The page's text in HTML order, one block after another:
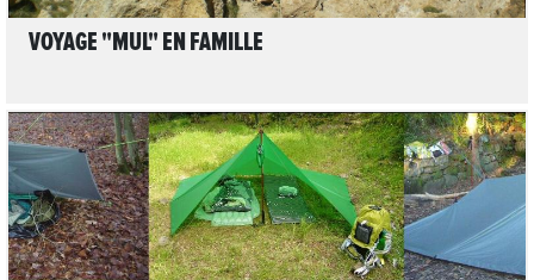
VOYAGE "MUL" EN FAMILLE
LIRE L'ARTICLE